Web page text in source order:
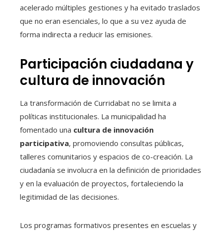
acelerado múltiples gestiones y ha evitado traslados
que no eran esenciales, lo que a su vez ayuda de
forma indirecta a reducir las emisiones.
Participación ciudadana y
cultura de innovación
La transformación de Curridabat no se limita a
políticas institucionales. La municipalidad ha
fomentado una cultura de innovación
participativa, promoviendo consultas públicas,
talleres comunitarios y espacios de co-creación. La
ciudadanía se involucra en la definición de prioridades
y en la evaluación de proyectos, fortaleciendo la
legitimidad de las decisiones.
Los programas formativos presentes en escuelas y